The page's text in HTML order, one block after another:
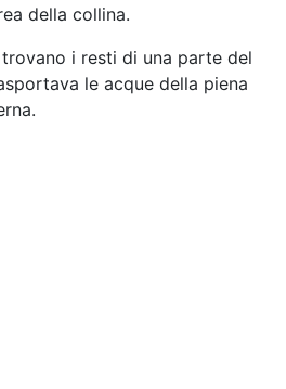
della collina.
i resti di una parte del
le acque della piena